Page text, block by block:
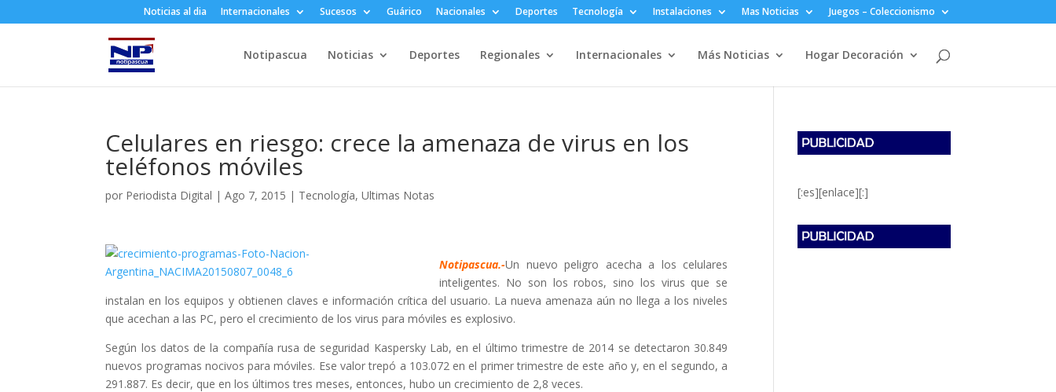
Noticias al dia Internacionales Sucesos Guárico Nacionales Deportes Tecnología Instalaciones Mas Noticias Juegos – Coleccionismo
Notipascua Noticias Deportes Regionales Internacionales Más Noticias Hogar Decoración
Celulares en riesgo: crece la amenaza de virus en los
teléfonos móviles
por Periodista Digital |Ago 7, 2015 | Tecnología,Ultimas Notas
Notipascua.-Un nuevo peligro acecha a los celulares
inteligentes. No son los robos, sino los virus que se
instalan en los equipos y obtienen claves e información crítica del usuario. La nueva amenaza aún no llega a los niveles
que acechan a las PC, pero el crecimiento de los virus para móviles es explosivo.
Según los datos de la compañía rusa de seguridad Kaspersky Lab, en el último trimestre de 2014 se detectaron 30.849
nuevos programas nocivos para móviles. Ese valor trepó a 103.072 en el primer trimestre de este año y, en el segundo, a
291.887. Es decir, que en los últimos tres meses, entonces, hubo un crecimiento de 2,8 veces.
[:es][enlace][:]